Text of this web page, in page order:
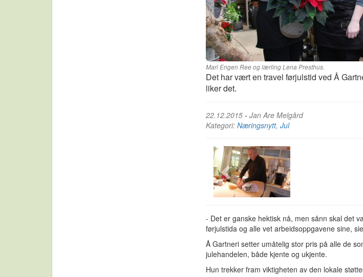
Mari Engen Ree og lærling Lena Presthus.
Det har vært en travel førjulstid ved Å
liker det.
22.12.2015 - Jan Are Melgård
Kategori: Næringsnytt, Jul
- Det er ganske hektisk nå, men sånn skal det
førjulstida og alle vet arbeidsoppgavene sine,
Å Gartneri setter umåtelig stor pris på alle de
julehandelen, både kjente og ukjente.
Hun trekker fram viktigheten av den lokale